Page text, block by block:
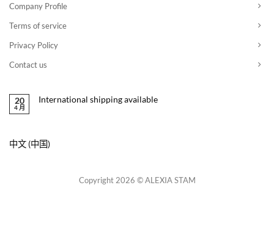
Company Profile
Terms of service
Privacy Policy
Contact us
20
4 月
International shipping available
中文 (中国)
Copyright 2026 © ALEXIA STAM